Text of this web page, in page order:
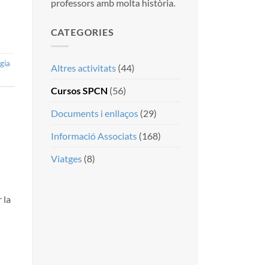
la
professors amb molta història.
CATEGORIES
Altres activitats(44)
Cursos SPCN (56)
Documents i enllaços(29)
Informació Associats(168)
Viatges(8)